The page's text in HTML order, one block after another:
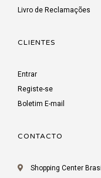
Livro de Reclamações
CLIENTES
Entrar
Registe-se
Boletim E-mail
CONTACTO
Shopping Center